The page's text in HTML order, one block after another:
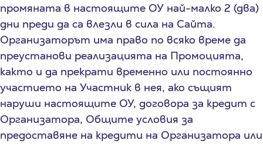
промяната в настоящите ОУ най-малко 2 (два)
дни преди да са влезли в сила на Сайта.
Организаторът има право по всяко време да
преустанови реализацията на Промоцията,
както и да прекрати временно или постоянно
участието на Участник в нея, ако същият
наруши настоящите ОУ, договора за кредит с
Организатора, Общите условия за
предоставяне на кредити на Организатора или